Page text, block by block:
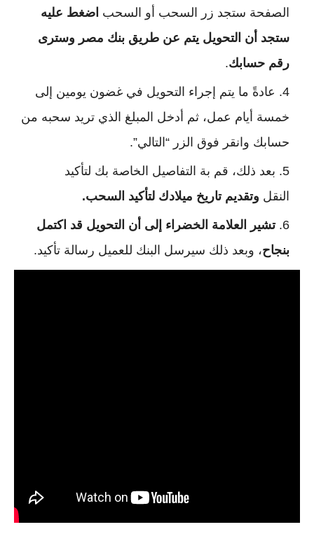
الصفحة ستجد زر السحب أو السحب اضغط عليه
ستجد أن التحويل يتم عن طريق بنك مصر وسترى
رقم حسابك.
عادةً ما يتم إجراء التحويل في غضون يومين إلى
خمسة أيام عمل، ثم أدخل المبلغ الذي تريد سحبه من
حسابك وانقر فوق الزر “التالي”.
بعد ذلك، قم بة التفاصيل الخاصة بك لتأكيد
النقل وتقديم تاريخ ميلادك لتأكيد السحب.
تشير العلامة الخضراء إلى أن التحويل قد اكتمل
بنجاح، وبعد ذلك سيرسل البنك للعميل رسالة تأكيد.